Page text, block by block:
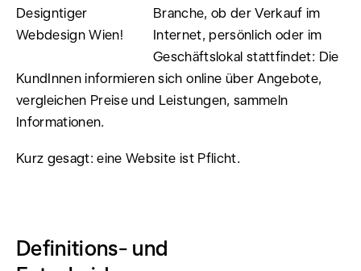
Branche, ob der Verkauf im
Internet, persönlich oder im
Geschäftslokal stattfindet: Die
KundInnen informieren sich online über Angebote,
vergleichen Preise und Leistungen, sammeln
Informationen.
Kurz gesagt: eine Website ist Pflicht.
Definitions- und